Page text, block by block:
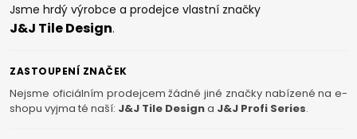
Jsme hrdý výrobce a prodejce vlastní značky
J&J Tile Design.
ZASTOUPENÍ ZNAČEK
Nejsme oficiálním prodejcem žádné jiné značky nabízené na e-
shopu vyjma té naší: J&J Tile Designa J&J Profi Series.